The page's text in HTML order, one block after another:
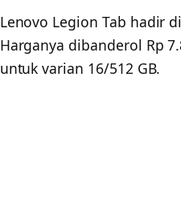
Lenovo Legion Tab hadir
Harganya dibanderol Rp
untuk varian 16/512 GB.